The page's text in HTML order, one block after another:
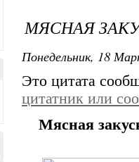
МЯСНАЯ
Понедельник, 18
Это цитата
цитатник или
Мясная